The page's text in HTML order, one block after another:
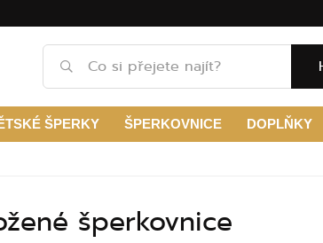
ŠPERKY ŠPERKOVNICE DOPLŇKY
šperkovnice